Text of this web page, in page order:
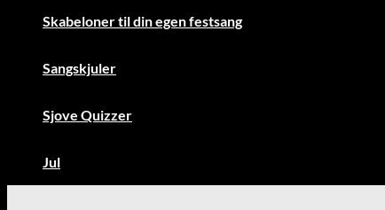
Skabeloner til din egen festsang
Sangskjuler
Sjove Quizzer
Jul